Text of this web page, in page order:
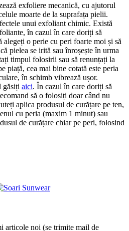
exfoliere mecanică, cu ajutorul
moarte de la suprafața pielii.
unui exfoliant chimic. Există
în cazul în care doriți să
o perie cu peri foarte moi și să
pielea se irită sau înroșește în urma
timpul folosirii sau să renunțați la
piață, cea mai bine cotată este peria
în schimb vibrează ușor.
găsiți aici. În cazul în care doriți să
să o folosiți doar când nu
aplica produsul de curățare pe ten,
cu peria (maxim 1 minut) sau
de curățare chiar pe peri, folosind
articole noi (se trimite mail de